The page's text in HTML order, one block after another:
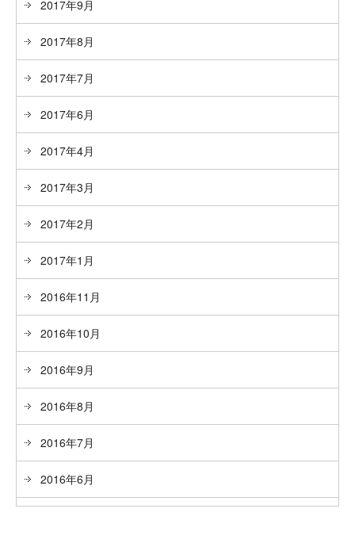
2017年9月
2017年8月
2017年7月
2017年6月
2017年4月
2017年3月
2017年2月
2017年1月
2016年11月
2016年10月
2016年9月
2016年8月
2016年7月
2016年6月